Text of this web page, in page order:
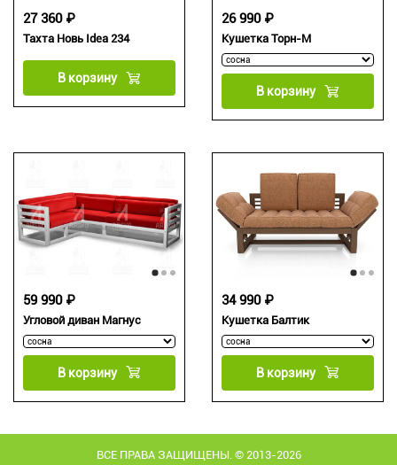
Тахта Новь Idea 234
27 360 ₽
В корзину
Кушетка Торн-М
26 990 ₽
В корзину
Угловой диван Магнус
59 990 ₽
В корзину
Кушетка Балтик
34 990 ₽
В корзину
ВСЕ ПРАВА ЗАЩИЩЕНЫ. © 2013-2026